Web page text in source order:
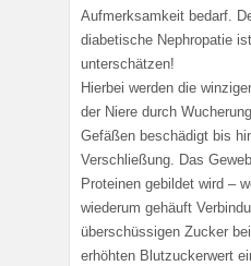
Aufmerksamkeit bedarf.
diabetische Nephropatie
unterschätzen!
Hierbei werden die
der Niere durch
Gefäßen beschädigt bis
Verschließung. Das
Proteinen gebildet wird –
wiederum gehäuft
überschüssigen Zucker
erhöhten Blutzuckerwert